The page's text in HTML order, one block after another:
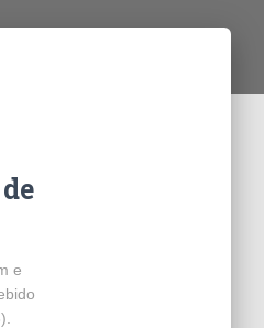
e